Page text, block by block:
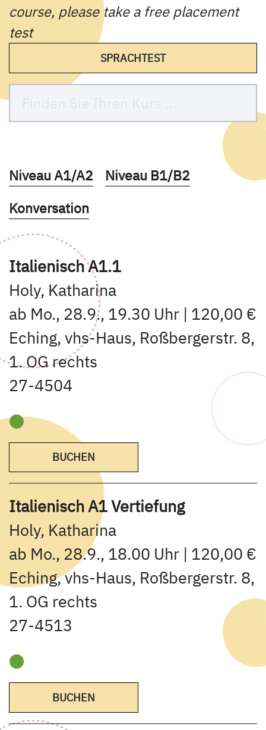
course, please take a free placement
test
SPRACHTEST
Kurse des folgenden Fachbereiches
Niveau A1/A2 Kurse des folgenden
Niveau B1/B2
Kurse des folgenden Fachbereiches
Konversation
Italienisch A1.1
Holy, Katharina
ab Mo., 28.9., 19.30 Uhr | 120,00 €
Eching, vhs-Haus, Roßbergerstr. 8,
1. OG rechts
27-4504
BUCHEN
Italienisch A1 Vertiefung
Holy, Katharina
ab Mo., 28.9., 18.00 Uhr | 120,00 €
Eching, vhs-Haus, Roßbergerstr. 8,
1. OG rechts
27-4513
BUCHEN